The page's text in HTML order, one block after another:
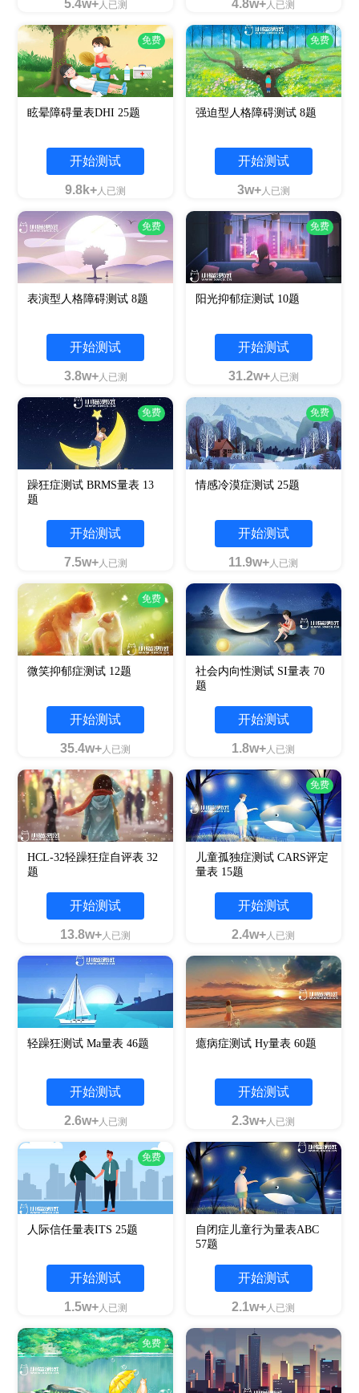
5.4w+人已测 4.8w+人已测
免费
眩晕障碍量表DHI 25题
开始测试
9.8k+人已测
免费
强迫型人格障碍测试 8题
开始测试
3w+人已测
免费
表演型人格障碍测试 8题
开始测试
3.8w+人已测
免费
阳光抑郁症测试 10题
开始测试
31.2w+人已测
免费
躁狂症测试 BRMS量表 13
题
开始测试
7.5w+人已测
免费
情感冷漠症测试 25题
开始测试
11.9w+人已测
免费
微笑抑郁症测试 12题
开始测试
35.4w+人已测
社会内向性测试 SI量表 70
题
开始测试
1.8w+人已测
HCL-32轻躁狂症自评表 32
题
开始测试
13.8w+人已测
免费
儿童孤独症测试 CARS评定
量表 15题
开始测试
2.4w+人已测
轻躁狂测试 Ma量表 46题
开始测试
2.6w+人已测
癔病症测试 Hy量表 60题
开始测试
2.3w+人已测
免费
人际信任量表ITS 25题
开始测试
1.5w+人已测
自闭症儿童行为量表ABC
57题
开始测试
2.1w+人已测
免费